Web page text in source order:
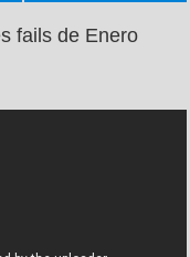
fails de Enero